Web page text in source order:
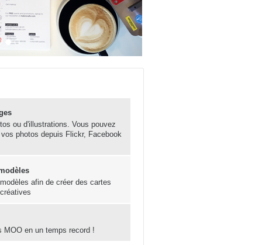
ou d'illustrations. Vous pouvez
photos depuis Flickr, Facebook
afin de créer des cartes
MOO en un temps record !